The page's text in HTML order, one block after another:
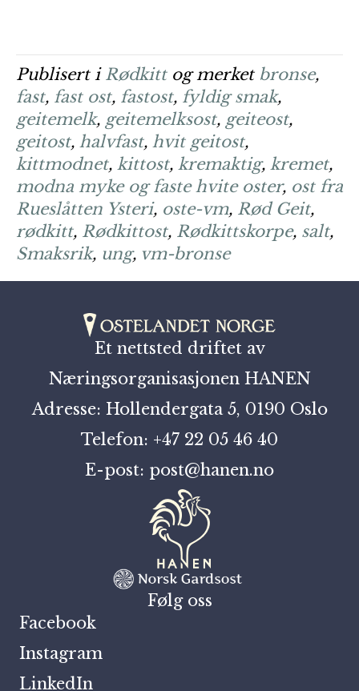
Publisert i Rødkittog merket bronse,
fast, fast ost, fastost, fyldig smak,
geitemelk, geitemelksost, geiteost,
geitost, halvfast, hvit geitost,
kittmodnet, kittost, kremaktig, kremet,
modna myke og faste hvite oster, ost fra
Rueslåtten Ysteri, oste-vm, Rød Geit,
rødkitt, Rødkittost, Rødkittskorpe, salt,
Smaksrik, ung, vm-bronse
Et nettsted driftet av
Næringsorganisasjonen HANEN
Adresse: Hollendergata 5, 0190 Oslo
Telefon: +47 22 05 46 40
E-post: post@hanen.no
Følg oss
Facebook
Instagram
LinkedIn